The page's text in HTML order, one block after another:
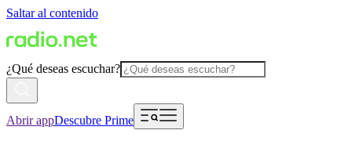
Saltar al contenido
¿Qué deseas escuchar?
Abrir appDescubre Prime